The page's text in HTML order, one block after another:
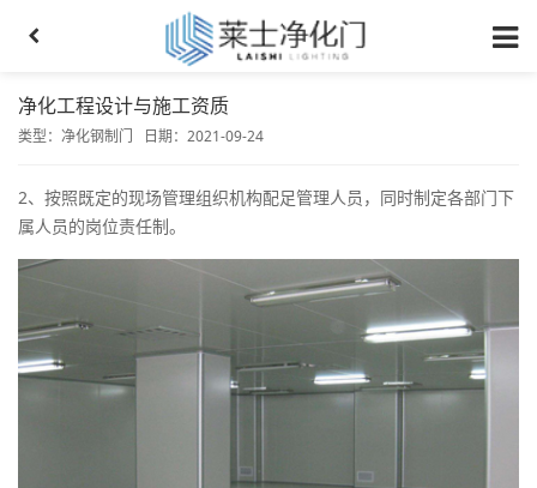
净化工程设计与施工资质
类型： 净化钢制门 日期：2021-09-24
2、按照既定的现场管理组织机构配足管理人员，同时制定各部门下
属人员的岗位责任制。